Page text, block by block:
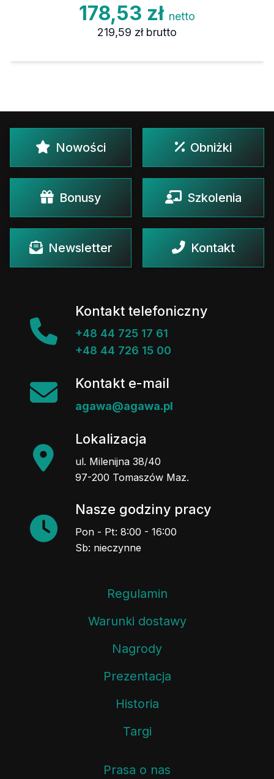
178,53 zł netto
219,59 zł brutto
Nowości Obniżki
Bonusy Szkolenia
Newsletter Kontakt
Kontakt telefoniczny
+48 44 725 17 61
+48 44 726 15 00
Kontakt e-mail
agawa@agawa.pl
Lokalizacja
ul. Milenijna 38/40
97-200 Tomaszów Maz.
Nasze godziny pracy
Pon - Pt: 8:00 - 16:00
Sb: nieczynne
Regulamin
Warunki dostawy
Nagrody
Prezentacja
Historia
Targi
Prasa o nas